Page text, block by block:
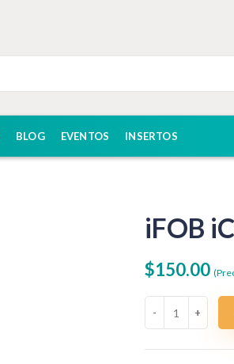
BLOG EVENTOS INSERTOS
iFOB
$150.00
iFOB iChroma 25